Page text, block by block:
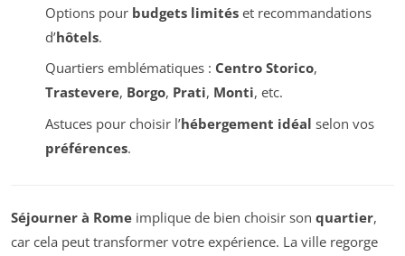
Options pour budgets limitéset recommandations
d’hôtels.
Quartiers emblématiques : Centro Storico,
Trastevere, Borgo, Prati, Monti, etc.
Astuces pour choisir l’hébergement idéal selon vos
préférences.
Séjourner à Rome implique de bien choisir son quartier,
car cela peut transformer votre expérience. La ville regorge